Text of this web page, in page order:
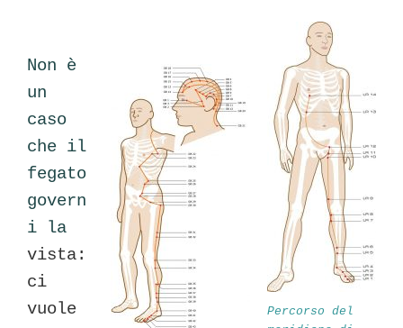
Percorso del
Non è
un
caso
che il
fegato
govern
i la
vista:
ci
vuole